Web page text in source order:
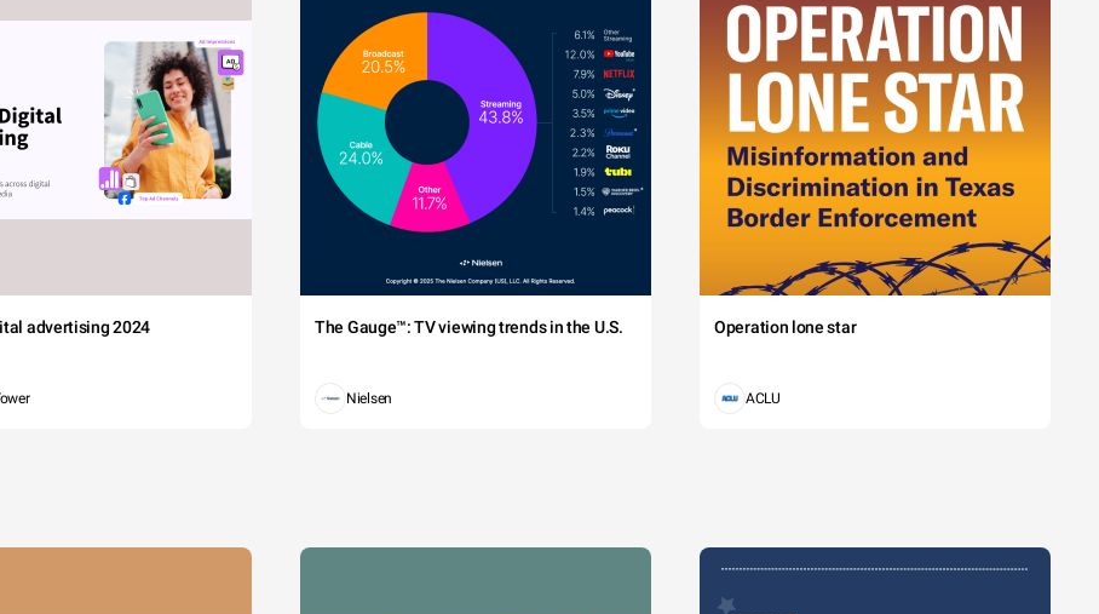
advertising 2024 The Gauge™: TV viewing trends in the U.S.
Nielsen
Operation lone star
ACLU